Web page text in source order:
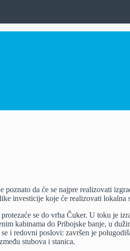
da će se najpre realizovati
investicije koje će realizovati lokalna
se do vrha Čuker. U toku je
kabinama do Pribojske banje, u
i redovni poslovi: završen je
stubova i stanica.